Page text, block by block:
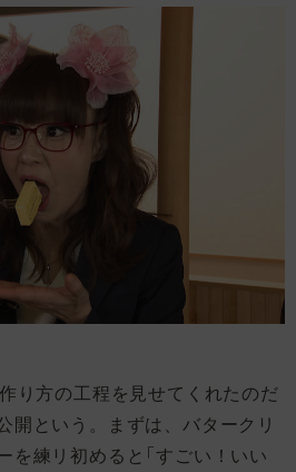
作り方の工程を見せてくれたのだ
開という。まずは、バタークリ
を練リ初めると「すごい！いい